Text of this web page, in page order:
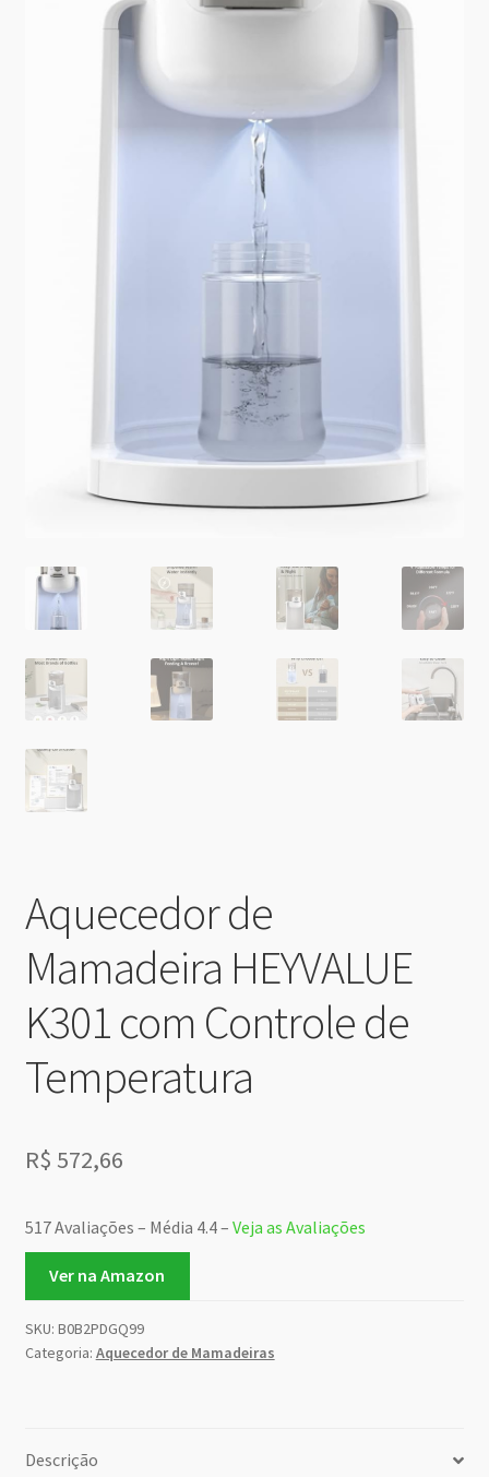
Aquecedor de
Mamadeira HEYVALUE
K301 com Controle de
Temperatura
R$ 572,66
517 Avaliações – Média 4.4 – Veja as Avaliações
Ver na Amazon
SKU: B0B2PDGQ99
Categoria: Aquecedor de Mamadeiras
Descrição